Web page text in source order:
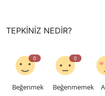
TEPKINIZ NEDIR?
0
Beğenmek
0
Beğenmemek